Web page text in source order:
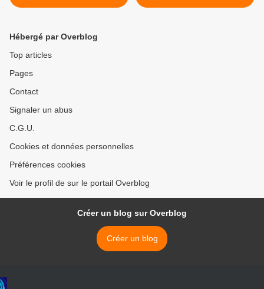
du culte
les « OGM » et « NGT »...
Hébergé par Overblog
Top articles
Pages
Contact
Signaler un abus
C.G.U.
Cookies et données personnelles
Préférences cookies
Voir le profil de sur le portail Overblog
Créer un blog sur Overblog
Créer un blog